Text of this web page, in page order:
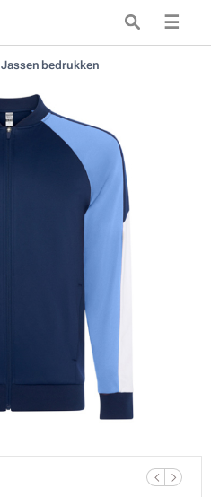
☰
Jassen bedrukken